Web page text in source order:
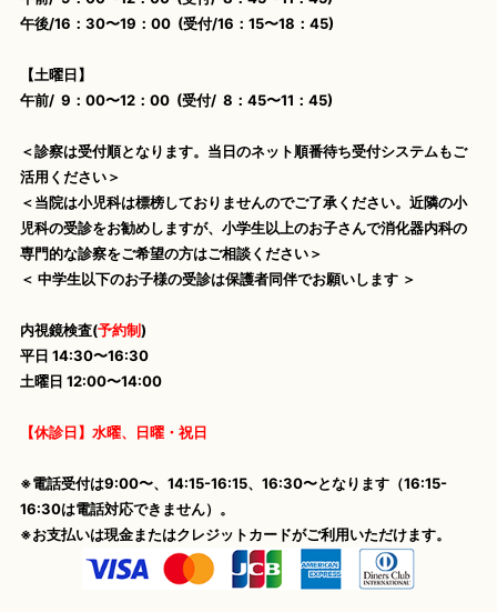
午後/16：30〜19：00 (受付/16：15〜18：45)
【土曜日】
午前/ 9：00〜12：00 (受付/ 8：45〜11：45)
＜診察は受付順となります。当日のネット順番待ち受付システムもご
活用ください＞
＜当院は小児科は標榜しておりませんのでご了承ください。近隣の小
児科の受診をお勧めしますが、小学生以上のお子さんで消化器内科の
専門的な診察をご希望の方はご相談ください＞
＜ 中学生以下のお子様の受診は保護者同伴でお願いします ＞
内視鏡検査(予約制)
平日 14:30〜16:30
土曜日 12:00〜14:00
【休診日】水曜、日曜・祝日
※電話受付は9:00〜、14:15-16:15、16:30〜となります（16:15-
16:30は電話対応できません）。
※お支払いは現金またはクレジットカードがご利用いただけます。